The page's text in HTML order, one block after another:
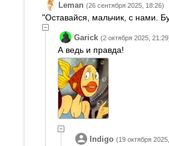
Leman (26 сентября 2025, 18:26)
"Оставайся, мальчик, с нами.
Garick (2 октября 2025,
А ведь и правда!
Indigo (19 октября